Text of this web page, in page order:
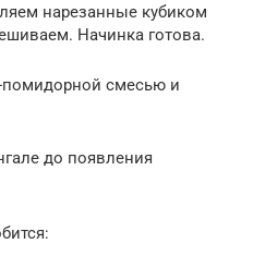
нарезанные кубиком
Начинка готова.
смесью и
до появления